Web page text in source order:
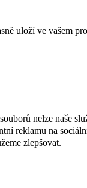
uloží ve vašem
nelze naše
reklamu na
zlepšovat.